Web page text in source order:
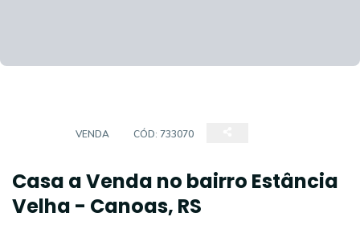
VENDA CÓD: 733070
Casa a Venda no bairro Estância
Velha - Canoas, RS